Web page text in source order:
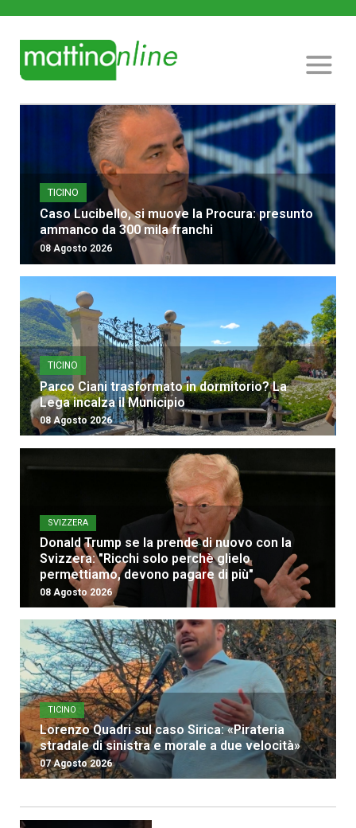
TICINO
Caso Lucibello, si muove la Procura: presunto
ammanco da 300 mila franchi
08 Agosto 2026
TICINO
Parco Ciani trasformato in dormitorio? La
Lega incalza il Municipio
08 Agosto 2026
SVIZZERA
Donald Trump se la prende di nuovo con la
Svizzera: "Ricchi solo perchè glielo
permettiamo, devono pagare di più"
08 Agosto 2026
TICINO
Lorenzo Quadri sul caso Sirica: «Pirateria
stradale di sinistra e morale a due velocità»
07 Agosto 2026